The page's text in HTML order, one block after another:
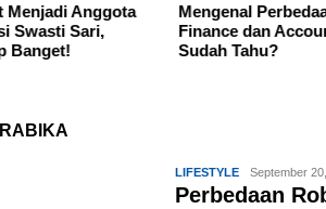
Mengenal Perbedaan
Finance dan Accounting,
Sudah Tahu?
Cara
Transfer
Mobile
LIFESTYLE Akhmad
Saikuddin
September
Perbedaan